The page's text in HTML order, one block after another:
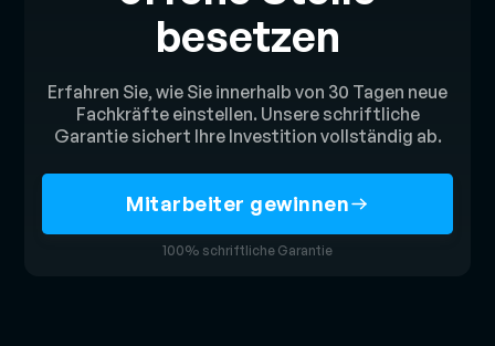
besetzen
Erfahren Sie, wie Sie innerhalb von 30 Tagen neue
Fachkräfte einstellen. Unsere schriftliche
Garantie sichert Ihre Investition vollständig ab.
Mitarbeiter gewinnen
100% schriftliche Garantie